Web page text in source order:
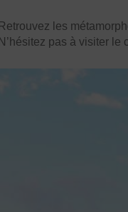
Retrouvez les
N’hésitez pas à visiter le